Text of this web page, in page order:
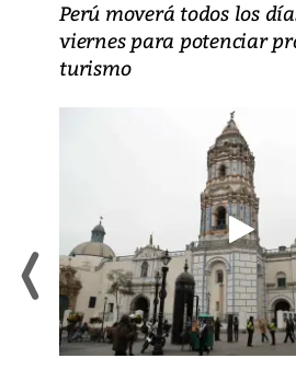
Perú moverá todos los
viernes para potenciar
turismo